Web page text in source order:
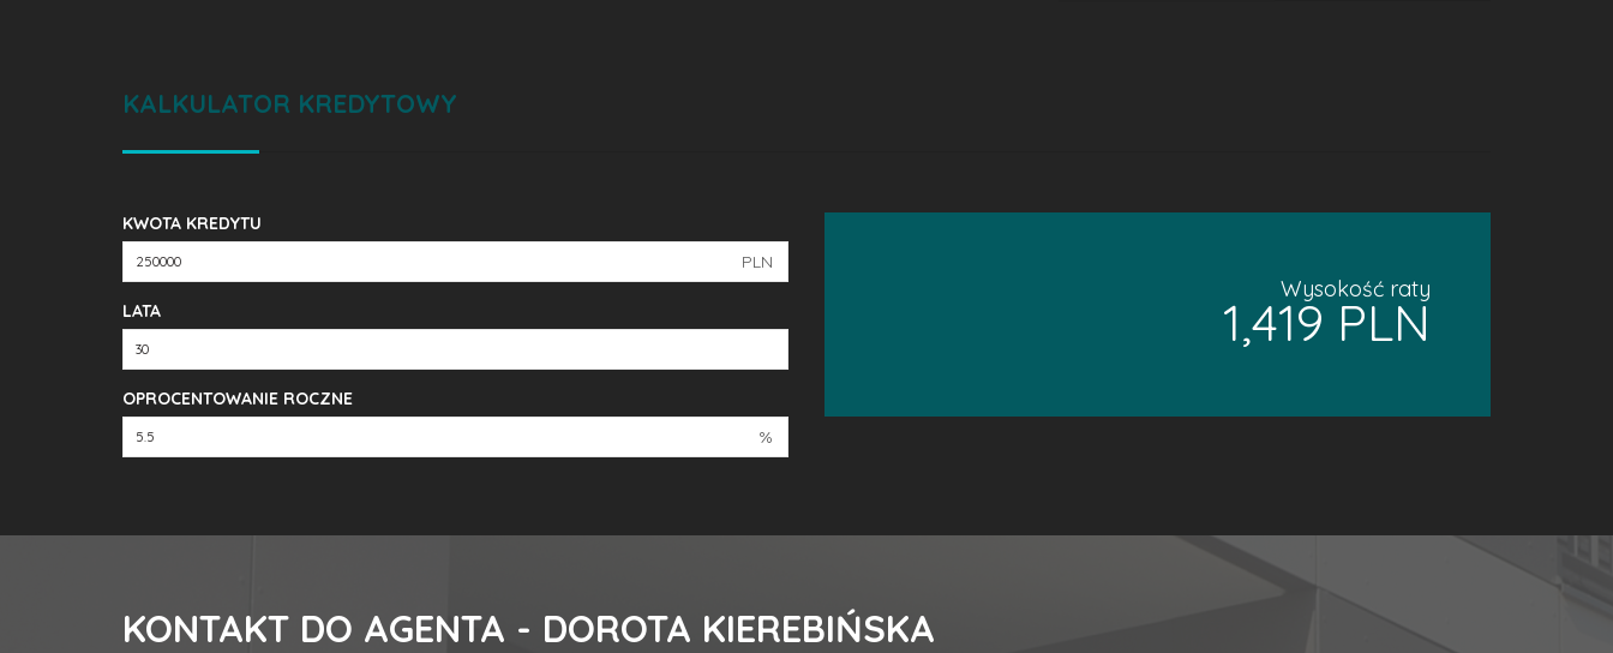
KALKULATOR KREDYTOWY
KWOTA KREDYTU
PLN
LATA
OPROCENTOWANIE ROCZNE
%
Wysokość raty
1,419 PLN
KONTAKT DO AGENTA - DOROTA KIEREBIŃSKA